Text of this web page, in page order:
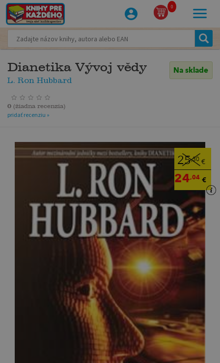
0
Dianetika Vývoj vědy
L. Ron Hubbard
Na sklade
0 (žiadna recenzia)
pridať recenziu »
25,30 €
24,04 €